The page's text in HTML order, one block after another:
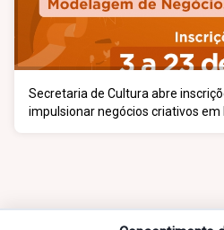
Secretaria de Cultura abre
impulsionar negócios criativos em